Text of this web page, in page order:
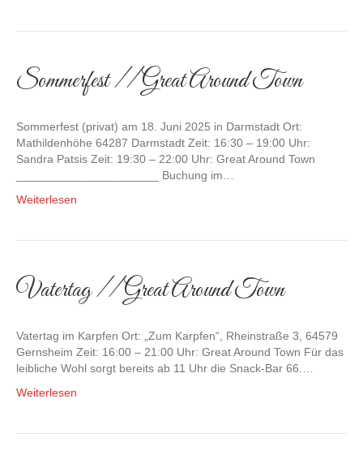
Sommerfest // Great Around Town
Sommerfest (privat) am 18. Juni 2025 in Darmstadt Ort:
Mathildenhöhe 64287 Darmstadt Zeit: 16:30 – 19:00 Uhr:
Sandra Patsis Zeit: 19:30 – 22:00 Uhr: Great Around Town
______________________ Buchung im…
Weiterlesen
Vatertag // Great Around Town
Vatertag im Karpfen Ort: „Zum Karpfen“, Rheinstraße 3, 64579
Gernsheim Zeit: 16:00 – 21:00 Uhr: Great Around Town Für das
leibliche Wohl sorgt bereits ab 11 Uhr die Snack-Bar 66.…
Weiterlesen